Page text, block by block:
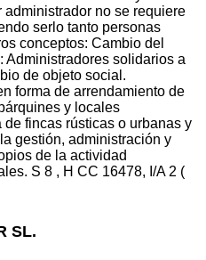
administrador no se requiere
serlo tanto personas
conceptos: Cambio del
Administradores solidarios a
de objeto social.
forma de arrendamiento de
y locales
fincas rústicas o urbanas y
gestión, administración y
de la actividad
S 8 , H CC 16478, I/A 2 (
SL.